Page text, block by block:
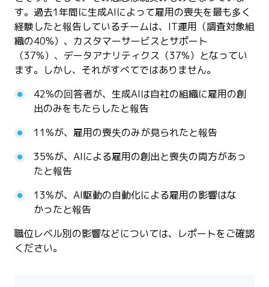
す。過去1年間に生成AIによって雇用の喪失を最も多く
経験したと報告しているチームは、IT運用（調査対象組
織の40%）、カスタマーサービスとサポート
（37%）、データアナリティクス（37%）となってい
ます。しかし、それがすべてではありません。
42%の回答者が、生成AIは自社の組織に雇用の創
出のみをもたらしたと報告
11%が、雇用の喪失のみが見られたと報告
35%が、AIによる雇用の創出と喪失の両方があっ
たと報告
13%が、AI駆動の自動化による雇用の影響はな
かったと報告
職位レベル別の影響などについては、レポートをご確認
ください。